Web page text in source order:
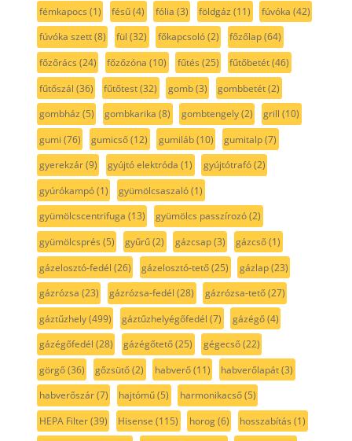
fémkapocs (1) fésű(4) fólia (3) földgáz (11) fúvóka (42)
fúvóka szett(8) fül (32) főkapcsoló(2) főzőlap(64)
főzőrács (24) főzőzóna (10) fűtés (25) fűtőbetét(46)
fűtőszál (36) fűtőtest(32) gomb(3) gombbetét(2)
gombház (5) gombkarika (8) gombtengely(2) grill (10)
gumi (76) gumicső(12) gumiláb(10) gumitalp(7)
gyerekzár(9) gyújtó elektróda (1) gyújtótrafó(2)
gyúrókampó(1) gyümölcsaszaló(1)
gyümölcscentrifuga (13) gyümölcs passzírozó(2)
gyümölcsprés (5) gyűrű(2) gázcsap(3) gázcső(1)
gázelosztó-fedél (26) gázelosztó-tető(25) gázlap(23)
gázrózsa (23) gázrózsa-fedél (28) gázrózsa-tető(27)
gáztűzhely(499) gáztűzhelyégőfedél (7) gázégő(4)
gázégőfedél (28) gázégőtető(25) gégecső(22)
görgő(36) gőzsütő(2) habverő(11) habverőlapát(3)
habverőszár(7) hajtómű(5) harmonikacső(5)
HEPA Filter(39) Hisense (115) horog(6) hosszabítás (1)